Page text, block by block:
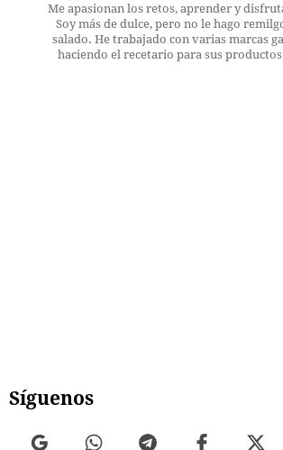
Me apasionan los retos, aprender y
Soy más de dulce, pero no le hago
salado. He trabajado con varias marcas
haciendo el recetario para sus
Síguenos